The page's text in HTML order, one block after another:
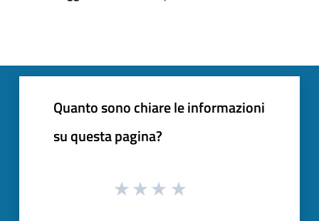
Quanto sono chiare le informazioni
su questa pagina?